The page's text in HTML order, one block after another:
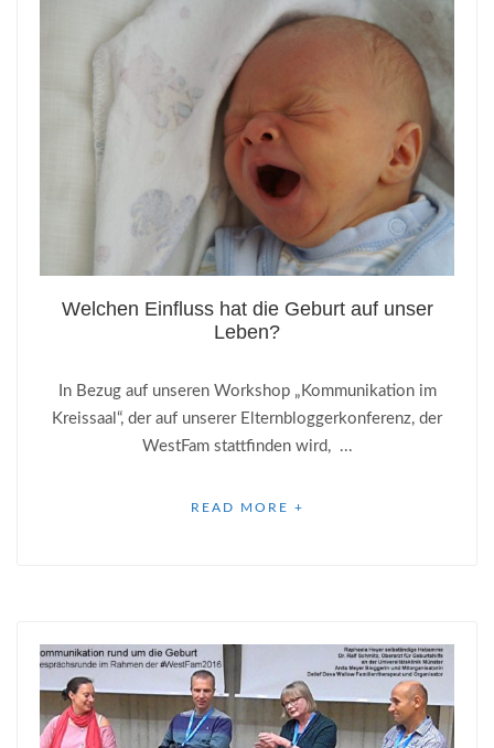
Welchen Einfluss hat die Geburt auf unser
Leben?
In Bezug auf unseren Workshop „Kommunikation im
Kreissaal“, der auf unserer Elternbloggerkonferenz, der
WestFam stattfinden wird, ...
READ MORE +